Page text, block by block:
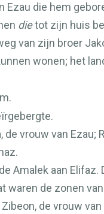
Ezau die hem
dietot zijn huis
van zijn broer
wonen; het
vrouw van Ezau;
Amalek aan
waren de zonen
de vrouw